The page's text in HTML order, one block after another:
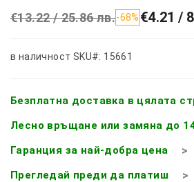
€13.22 / 25.86 лв.-68% €4.21 /
в наличност SKU#: 15661
Безплатна доставка в цялата
Лесно връщане или замяна до
Гаранция за най-добра цена
Прегледай преди да платиш